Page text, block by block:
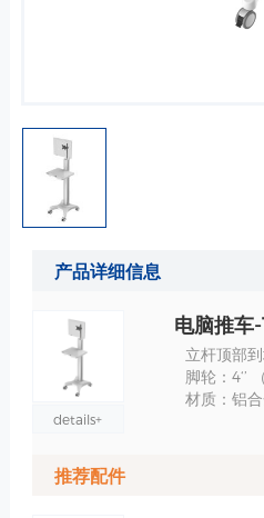
产品详细信息
details+
电脑推
立杆顶部
脚轮：4‘’
材质：铝
推荐配件